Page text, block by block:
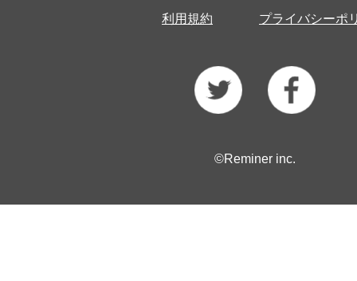
利用規約 プライバシーポ
©Reminer inc.